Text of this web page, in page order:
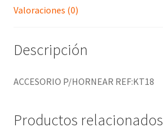
Valoraciones (0)
Descripción
ACCESORIO P/HORNEAR REF:KT18
Productos relacionados